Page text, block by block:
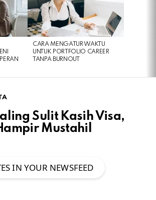
CARA MENGATUR WAKTU
UNTUK PORTFOLIO CAREER
TANPA BURNOUT
Sulit Kasih Visa,
Mustahil
IN YOUR NEWSFEED